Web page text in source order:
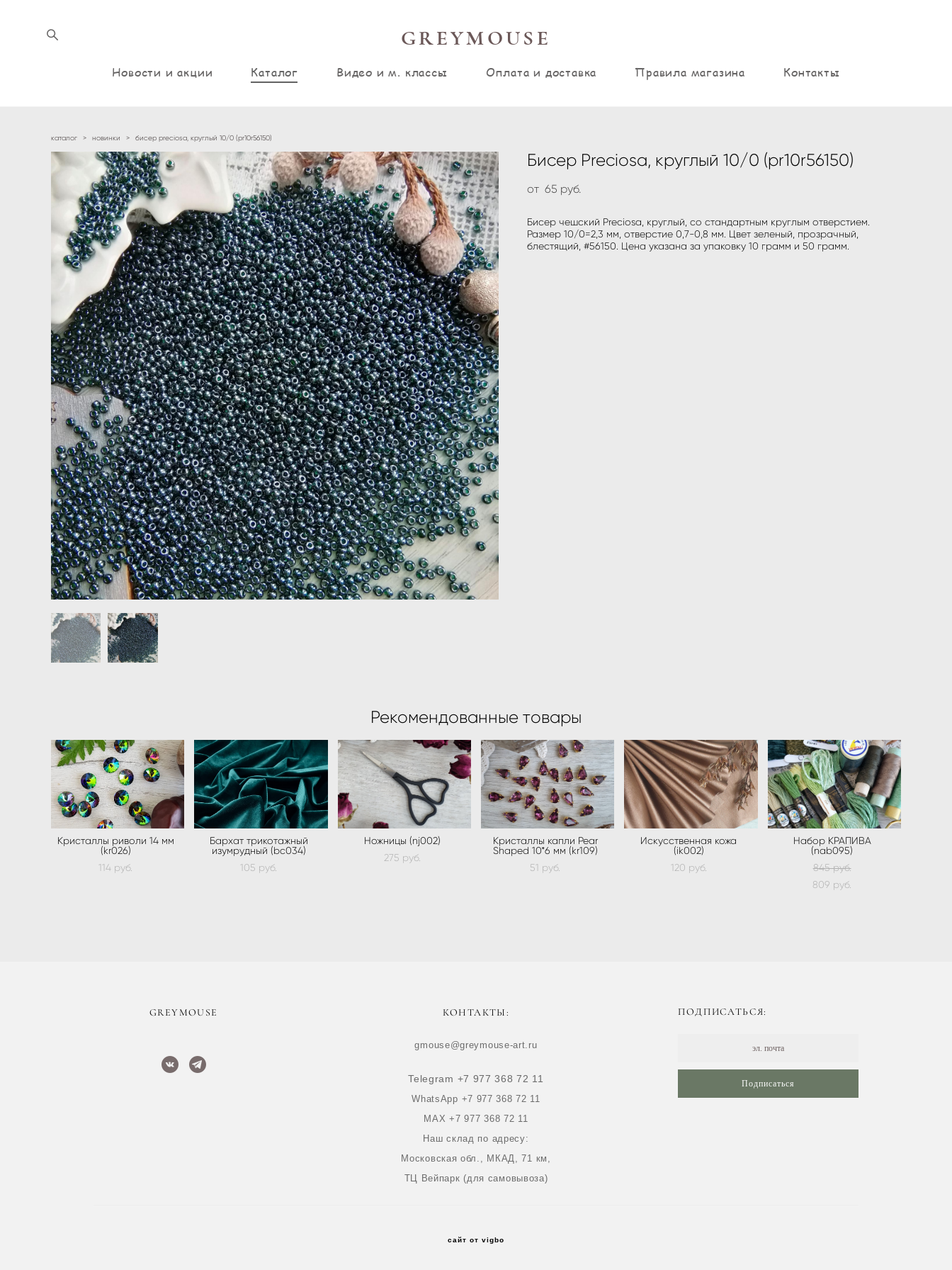
GREYMOUSE
Новости и акции Каталог Видео и м. классы Оплата и доставка Правила магазина Контакты
каталог > новинки > бисер preciosa, круглый 10/0 (pr10r56150)
Бисер Preciosa, круглый 10/0 (pr10r56150)
от 65 pуб.
Бисер чешский Preciosa, круглый, со стандартным круглым отверстием.
Размер 10/0=2,3 мм, отверстие 0,7-0,8 мм. Цвет зеленый, прозрачный,
блестящий, #56150. Цена указана за упаковку 10 грамм и 50 грамм.
Рекомендованные товары
Кристаллы риволи 14 мм
(kr026)
114 pуб.
Бархат трикотажный
изумрудный (bc034)
105 pуб.
Ножницы (nj002)
275 pуб.
Кристаллы капли Pear
Shaped 10*6 мм (kr109)
51 pуб.
Искусственная кожа
(ik002)
120 pуб.
Набор КРАПИВА
(nab095)
845 pуб.
809 pуб.
​GREYMOUSE КОНТАКТЫ:
gmouse@greymouse-art.ru
Telegram +7 977 368 72 11
WhatsApp +7 977 368 72 11
MAX +7 977 368 72 11
Наш склад по адресу:
Московская обл., МКАД, 71 км,
ТЦ Вейпарк (для самовывоза)
ПОДПИСАТЬСЯ:
Подписаться
сайт от vigbo